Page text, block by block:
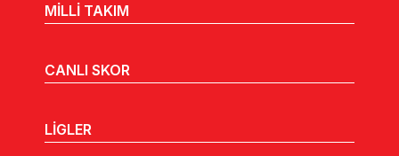
MİLLİ TAKIM
CANLI SKOR
LİGLER